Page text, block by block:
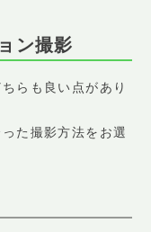
ン撮影
らも良い点があり
た撮影方法をお選